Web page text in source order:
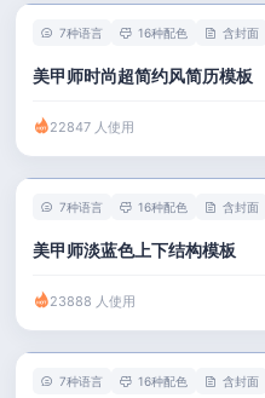
7种语言 16种配色 含封面
美甲师时尚超简约风简历模板
22847 人使用
7种语言 16种配色 含封面
美甲师淡蓝色上下结构模板
23888 人使用
7种语言 16种配色 含封面